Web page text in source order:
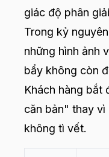
giác độ phân giải
Trong kỷ
những hình ảnh
bẩy không còn
Khách hàng bắt
căn bản" thay vì
không tì vết.